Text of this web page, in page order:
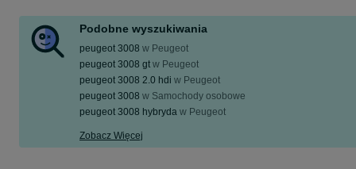
Podobne wyszukiwania
peugeot 3008 w Peugeot
peugeot 3008 gt w Peugeot
peugeot 3008 2.0 hdi w Peugeot
peugeot 3008 w Samochody osobowe
peugeot 3008 hybryda w Peugeot
Zobacz Więcej